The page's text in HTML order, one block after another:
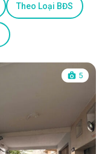
Theo Loại BĐS
5